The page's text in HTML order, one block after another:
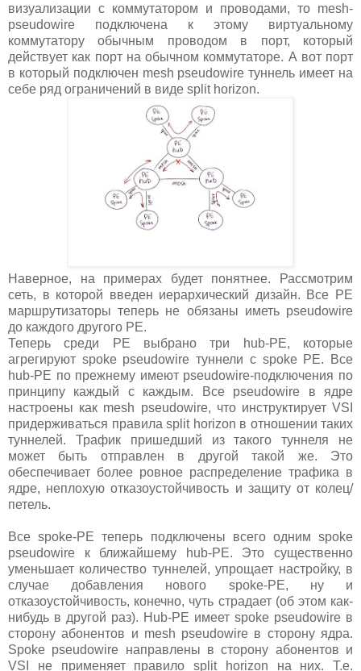
визуализации с коммутатором и проводами, то mesh-
pseudowire подключена к этому виртуальному
коммутатору обычным проводом в порт, который
действует как порт на обычном коммутаторе. А вот порт
в который подключен mesh pseudowire туннель имеет на
себе ряд ограничений в виде split horizon.
Наверное, на примерах будет понятнее. Рассмотрим
сеть, в которой введен иерархический дизайн. Все PE
маршрутизаторы теперь не обязаны иметь pseudowire
до каждого другого PE.
Теперь среди PE выбрано три hub-PE, которые
агрегируют spoke pseudowire туннели с spoke PE. Все
hub-PE по прежнему имеют pseudowire-подключения по
принципу каждый с каждым. Все pseudowire в ядре
настроены как mesh pseudowire, что инструктирует VSI
придерживаться правила split horizon в отношении таких
туннелей. Трафик пришедший из такого туннеля не
может быть отправлен в другой такой же. Это
обеспечивает более ровное распределение трафика в
ядре, неплохую отказоустойчивость и защиту от колец/
петель.
Все spoke-PE теперь подключены всего одним spoke
pseudowire к ближайшему hub-PE. Это существенно
уменьшает количество туннелей, упрощает настройку, в
случае добавления нового spoke-PE, ну и
отказоустойчивость, конечно, чуть страдает (об этом как-
нибудь в другой раз). Hub-PE имеет spoke pseudowire в
сторону абонентов и mesh pseudowire в сторону ядра.
Spoke pseudowire направлены в сторону абонентов и
VSI не применяет правило split horizon на них. Т.е.